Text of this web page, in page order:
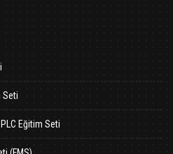
Seti
Eğitim Seti